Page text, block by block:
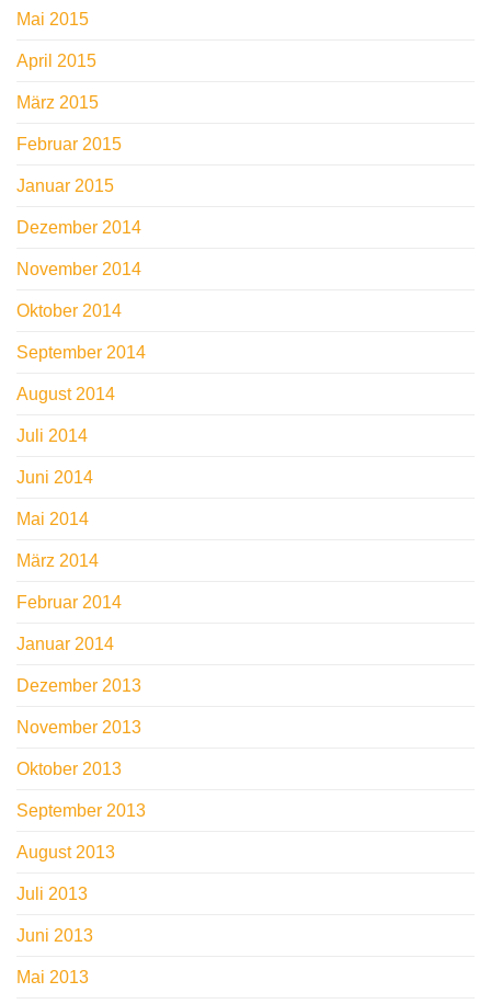
Mai 2015
April 2015
März 2015
Februar 2015
Januar 2015
Dezember 2014
November 2014
Oktober 2014
September 2014
August 2014
Juli 2014
Juni 2014
Mai 2014
März 2014
Februar 2014
Januar 2014
Dezember 2013
November 2013
Oktober 2013
September 2013
August 2013
Juli 2013
Juni 2013
Mai 2013